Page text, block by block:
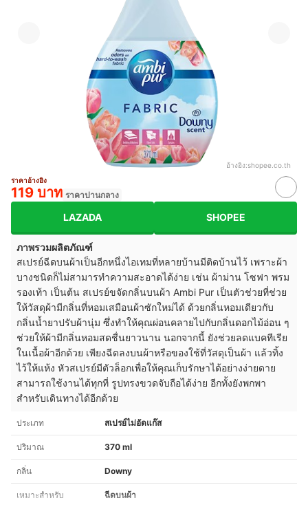
อ้างอิง:shopee.co.th
ราคาอ้างอิง
119 บาท ราคาปานกลาง
LAZADA SHOPEE
ภาพรวมผลิตภัณฑ์
สเปรย์ฉีดบนผ้าเป็นอีกหนึ่งไอเทมที่หลายบ้านมีติดบ้านไว้ เพราะผ้า
บางชนิดก็ไม่สามารทำความสะอาดได้ง่าย เช่น ผ้าม่าน โซฟา พรม
รองเท้า เป็นต้น สเปรย์ขจัดกลิ่นบนผ้า Ambi Pur เป็นตัวช่วยที่ช่วย
ให้วัสดุผ้ามีกลิ่นที่หอมเสมือนผ้าซักใหม่ได้ ด้วยกลิ่นหอมเดียวกับ
กลิ่นน้ำยาปรับผ้านุ่ม ซึ่งทำให้คุณผ่อนคลายไปกับกลิ่นดอกไม้อ่อน ๆ
ช่วยให้ผ้ามีกลิ่นหอมสดชื่นยาวนาน นอกจากนี้ ยังช่วยลดแบคทีเรีย
ในเนื้อผ้าอีกด้วย เพียงฉีดลงบนผ้าหรือของใช้ที่วัสดุเป็นผ้า แล้วทิ้ง
ไว้ให้แห้ง หัวสเปรย์มีตัวล็อกเพื่อให้คุณเก็บรักษาได้อย่างง่ายดาย
สามารถใช้งานได้ทุกที่ รูปทรงขวดจับถือได้ง่าย อีกทั้งยังพกพา
สำหรับเดินทางได้อีกด้วย
ประเภท สเปรย์ไม่อัดแก๊ส
ปริมาณ 370 ml
กลิ่น Downy
เหมาะสำหรับ ฉีดบนผ้า